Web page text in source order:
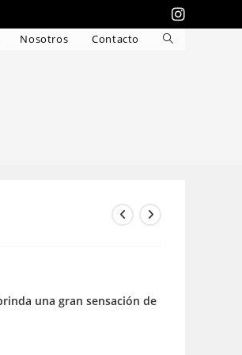
Nosotros Contacto
Alternar
una gran sensación de